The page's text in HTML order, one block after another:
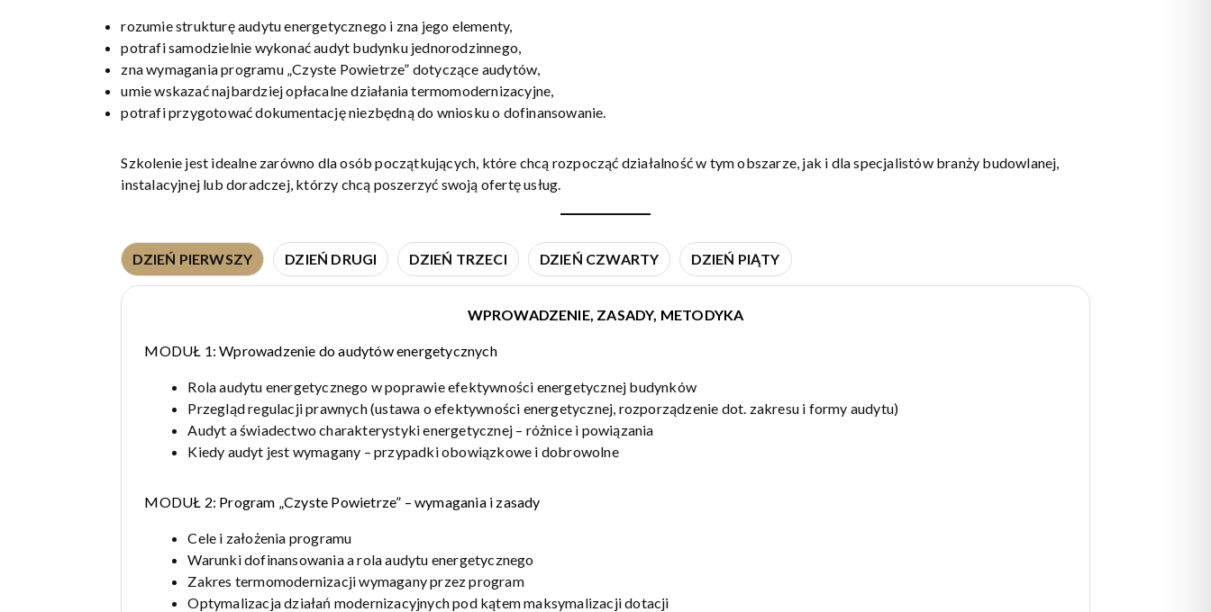
rozumie strukturę audytu energetycznego i zna jego elementy,
potrafi samodzielnie wykonać audyt budynku jednorodzinnego,
zna wymagania programu „Czyste Powietrze” dotyczące audytów,
umie wskazać najbardziej opłacalne działania termomodernizacyjne,
potrafi przygotować dokumentację niezbędną do wniosku o dofinansowanie.
Szkolenie jest idealne zarówno dla osób początkujących, które chcą rozpocząć działalność w tym obszarze, jak i dla specjalistów branży budowlanej,
instalacyjnej lub doradczej, którzy chcą poszerzyć swoją ofertę usług.
DZIEŃ PIERWSZY DZIEŃ DRUGI DZIEŃ TRZECI DZIEŃ CZWARTY DZIEŃ PIĄTY
WPROWADZENIE, ZASADY, METODYKA
MODUŁ 1: Wprowadzenie do audytów energetycznych
Rola audytu energetycznego w poprawie efektywności energetycznej budynków
Przegląd regulacji prawnych (ustawa o efektywności energetycznej, rozporządzenie dot. zakresu i formy audytu)
Audyt a świadectwo charakterystyki energetycznej – różnice i powiązania
Kiedy audyt jest wymagany – przypadki obowiązkowe i dobrowolne
MODUŁ 2: Program „Czyste Powietrze” – wymagania i zasady
Cele i założenia programu
Warunki dofinansowania a rola audytu energetycznego
Zakres termomodernizacji wymagany przez program
Optymalizacja działań modernizacyjnych pod kątem maksymalizacji dotacji